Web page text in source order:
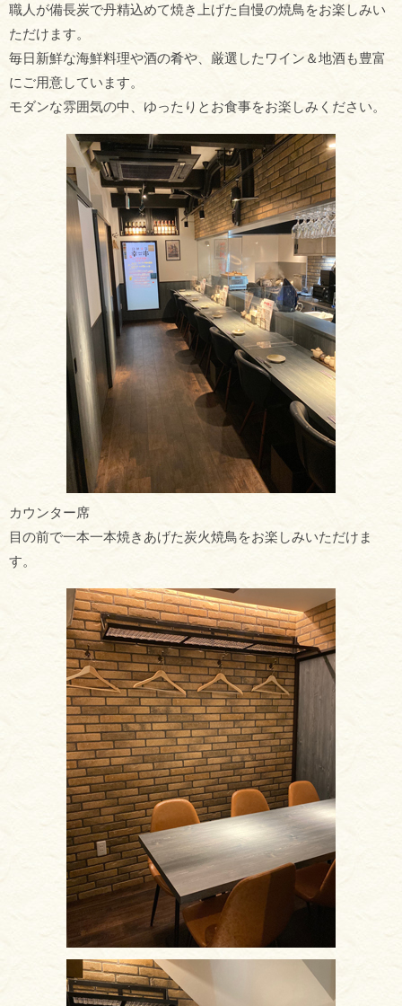
職人が備長炭で丹精込めて焼き上げた自慢の焼鳥をお楽しみい
ただけます。
毎日新鮮な海鮮料理や酒の肴や、厳選したワイン＆地酒も豊富
にご用意しています。
モダンな雰囲気の中、ゆったりとお食事をお楽しみください。
カウンター席
目の前で一本一本焼きあげた炭火焼鳥をお楽しみいただけま
す。